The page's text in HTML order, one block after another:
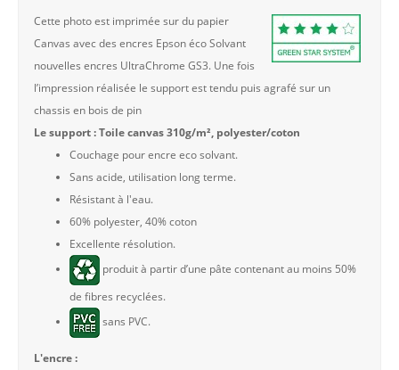
Cette photo est imprimée sur du papier
Canvas avec des encres Epson éco Solvant
nouvelles encres UltraChrome GS3. Une fois
l’impression réalisée le support est tendu puis agrafé sur un
chassis en bois de pin
Le support : Toile canvas 310g/m², polyester/coton
Couchage pour encre eco solvant.
Sans acide, utilisation long terme.
Résistant à l'eau.
60% polyester, 40% coton
Excellente résolution.
produit à partir d’une pâte contenant au moins 50%
de fibres recyclées.
sans PVC.
L'encre :